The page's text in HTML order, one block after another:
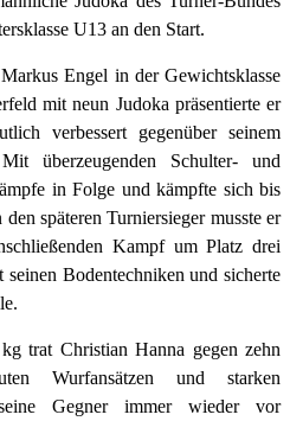
U13 an den Start.
Engel in der Gewichtsklasse
mit neun Judoka präsentierte er
verbessert gegenüber seinem
überzeugenden Schulter- und
in Folge und kämpfte sich bis
späteren Turniersieger musste er
Kampf um Platz drei
Bodentechniken und sicherte
trat Christian Hanna gegen zehn
Wurfansätzen und starken
Gegner immer wieder vor